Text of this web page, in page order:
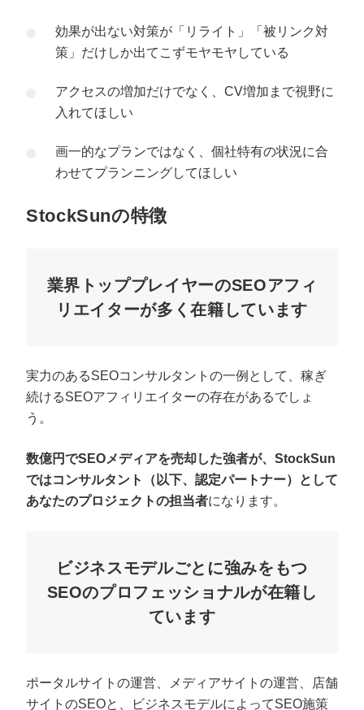
効果が出ない対策が「リライト」「被リンク対
策」だけしか出てこずモヤモヤしている
アクセスの増加だけでなく、CV増加まで視野に
入れてほしい
画一的なプランではなく、個社特有の状況に合
わせてプランニングしてほしい
StockSunの特徴
業界トッププレイヤーのSEOアフィ
リエイターが多く在籍しています
実力のあるSEOコンサルタントの一例として、稼ぎ
続けるSEOアフィリエイターの存在があるでしょ
う。
数億円でSEOメディアを売却した強者が、StockSun
ではコンサルタント（以下、認定パートナー）として
あなたのプロジェクトの担当者になります。
ビジネスモデルごとに強みをもつ
SEOのプロフェッショナルが在籍し
ています
ポータルサイトの運営、メディアサイトの運営、店舗
サイトのSEOと、ビジネスモデルによってSEO施策